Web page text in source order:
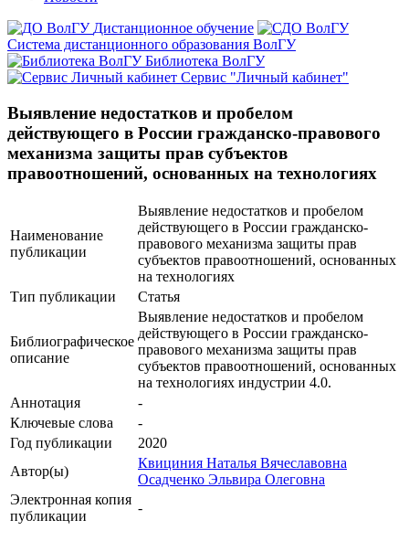
Дистанционное обучение
Система дистанционного образования ВолГУ
Библиотека ВолГУ
Сервис "Личный кабинет"
Выявление недостатков и пробелом
действующего в России гражданско-правового
механизма защиты прав субъектов
правоотношений, основанных на технологиях
Наименование
публикации
Выявление недостатков и пробелом
действующего в России гражданско-
правового механизма защиты прав
субъектов правоотношений, основанных
на технологиях
Тип публикации
Статья
Библиографическое
описание
Выявление недостатков и пробелом
действующего в России гражданско-
правового механизма защиты прав
субъектов правоотношений, основанных
на технологиях индустрии 4.0.
Аннотация
-
Ключевые cлова
-
Год публикации
2020
Автор(ы)
Квициния Наталья Вячеславовна
Осадченко Эльвира Олеговна
Электронная копия
публикации
-